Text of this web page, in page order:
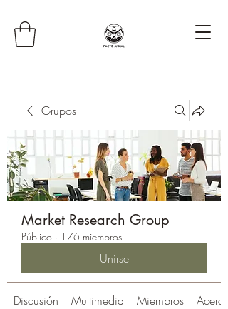
Grupos
Market Research Group
Público · 176 miembros
Unirse
Discusión Multimedia Miembros Acerca